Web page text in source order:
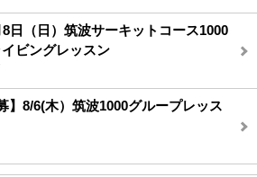
8日（日）筑波サーキットコース1000
ビングレッスン
】8/6(木）筑波1000グループレッス